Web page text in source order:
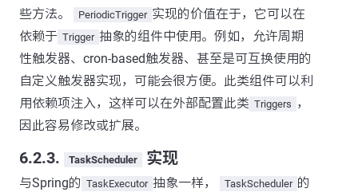
些方法。
PeriodicTrigger 实现的价值在于，它可以在
依赖于 Trigger 抽象的组件中使用。例如，允许周期
性触发器、cron-based触发器、甚至是可互换使用的
自定义触发器实现，可能会很方便。此类组件可以利
用依赖项注入，这样可以在外部配置此类 Triggers ，
因此容易修改或扩展。
6.2.3. TaskScheduler 实现
与Spring的 TaskExecutor 抽象一样， TaskScheduler 的